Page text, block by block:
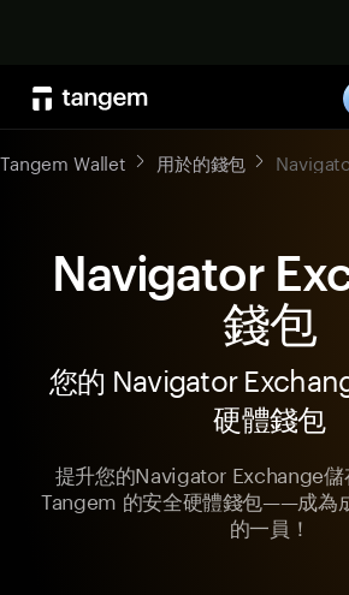
Tangem Wallet 用於的錢包
Navigator
錢包
您的 Navigator
硬體錢包
提升您的Navigator Exchange
Tangem 的安全硬體錢包——成為
的一員！